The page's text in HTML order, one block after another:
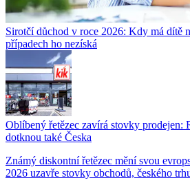
Sirotčí důchod v roce 2026: Kdy má dítě
případech ho nezíská
Oblíbený řetězec zavírá stovky prodejen:
dotknou také Česka
Známý diskontní řetězec mění svou
2026 uzavře stovky obchodů, českého